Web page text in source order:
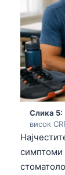
Слика 5:
висок
симптоми